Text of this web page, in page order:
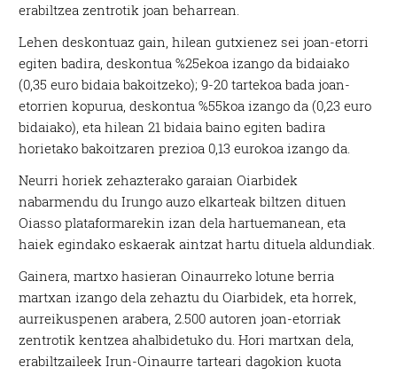
erabiltzea zentrotik joan beharrean.
Lehen deskontuaz gain, hilean gutxienez sei joan-etorri
egiten badira, deskontua %25ekoa izango da bidaiako
(0,35 euro bidaia bakoitzeko); 9-20 tartekoa bada joan-
etorrien kopurua, deskontua %55koa izango da (0,23 euro
bidaiako), eta hilean 21 bidaia baino egiten badira
horietako bakoitzaren prezioa 0,13 eurokoa izango da.
Neurri horiek zehazterako garaian Oiarbidek
nabarmendu du Irungo auzo elkarteak biltzen dituen
Oiasso plataformarekin izan dela hartuemanean, eta
haiek egindako eskaerak aintzat hartu dituela aldundiak.
Gainera, martxo hasieran Oinaurreko lotune berria
martxan izango dela zehaztu du Oiarbidek, eta horrek,
aurreikuspenen arabera, 2.500 autoren joan-etorriak
zentrotik kentzea ahalbidetuko du. Hori martxan dela,
erabiltzaileek Irun-Oinaurre tarteari dagokion kuota